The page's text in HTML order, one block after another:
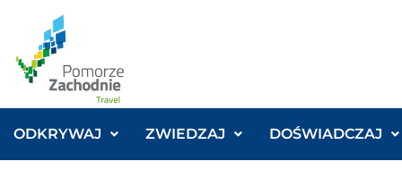
ODKRYWAJ ZWIEDZAJ DOŚWIADCZAJ